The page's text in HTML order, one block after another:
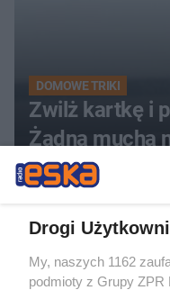
DOMOWE TRIKI
Zwilż kartkę i
Żadna mucha
domu
Drogi
My, naszych 1162
podmioty z Grupy